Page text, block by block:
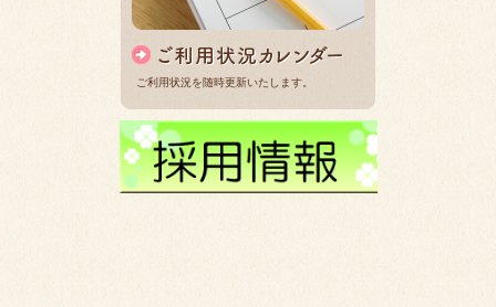
ご利用状況を随時更新いたします。